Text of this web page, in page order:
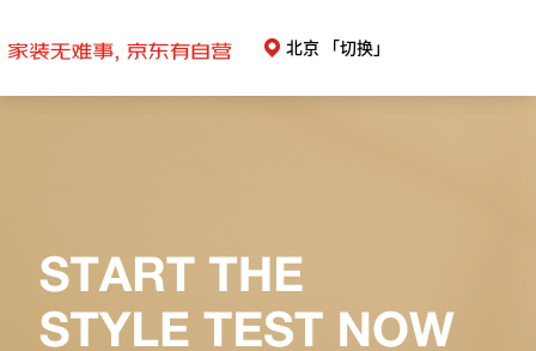
北京 「切换」